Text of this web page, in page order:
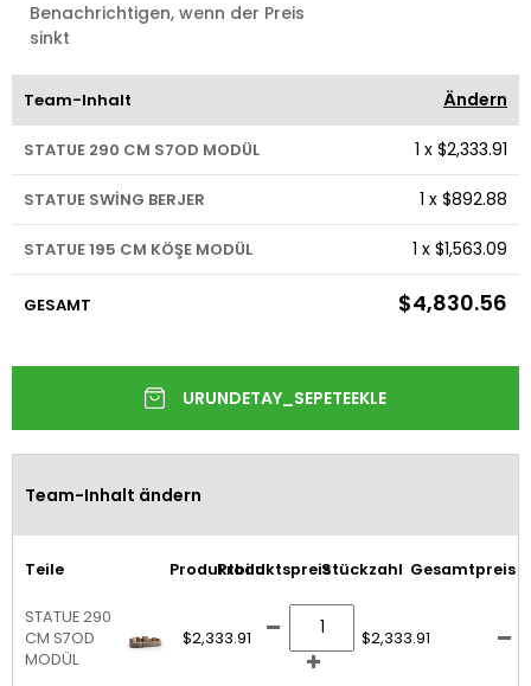
Benachrichtigen, wenn der Preis
sinkt
Team-Inhalt Ändern
STATUE 290 CM S7OD MODÜL 1 x $2,333.91
STATUE SWİNG BERJER 1 x $892.88
STATUE 195 CM KÖŞE MODÜL 1 x $1,563.09
GESAMT $4,830.56
Team-Inhalt ändern
Teile ProduktbildProduktspreisStückzahl Gesamtpreis
STATUE 290
CM S7OD
MODÜL
$2,333.91 $2,333.91